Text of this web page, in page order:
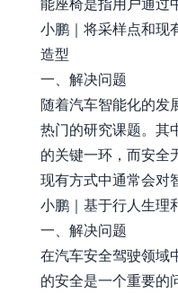
能座椅是指用户通过
小鹏｜将采样点和现
造型
一、解决问题
随着汽车智能化的发
热门的研究课题。其
的关键一环，而安全
现有方式中通常会对
小鹏｜基于行人生理
一、解决问题
在汽车安全驾驶领域
的安全是一个重要的